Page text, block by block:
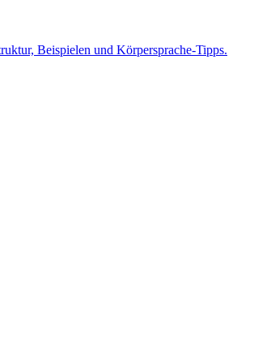
Beispielen und Körpersprache-Tipps.